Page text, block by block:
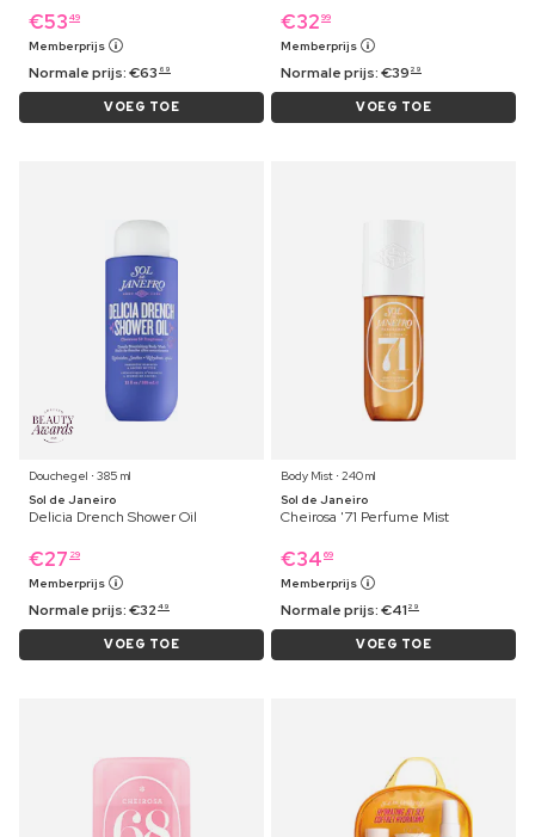
€53 49
Memberprijs
Normale prijs:€63 69
VOEG TOE
€32 99
Memberprijs
Normale prijs:€39 29
VOEG TOE
Douchegel ⋅ 385 ml
Sol de Janeiro
Delicia Drench Shower Oil
€27 29
Memberprijs
Normale prijs:€32 49
VOEG TOE
Body Mist ⋅ 240 ml
Sol de Janeiro
Cheirosa '71 Perfume Mist
€34 69
Memberprijs
Normale prijs:€41 29
VOEG TOE